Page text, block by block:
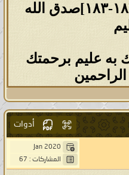
[سُورَةُ الأَعۡرَافِ: ١٨٢-١٨٣]صدق الله
به عليم برحمتك
أدوات
Jan 2020
المشاركات : 67